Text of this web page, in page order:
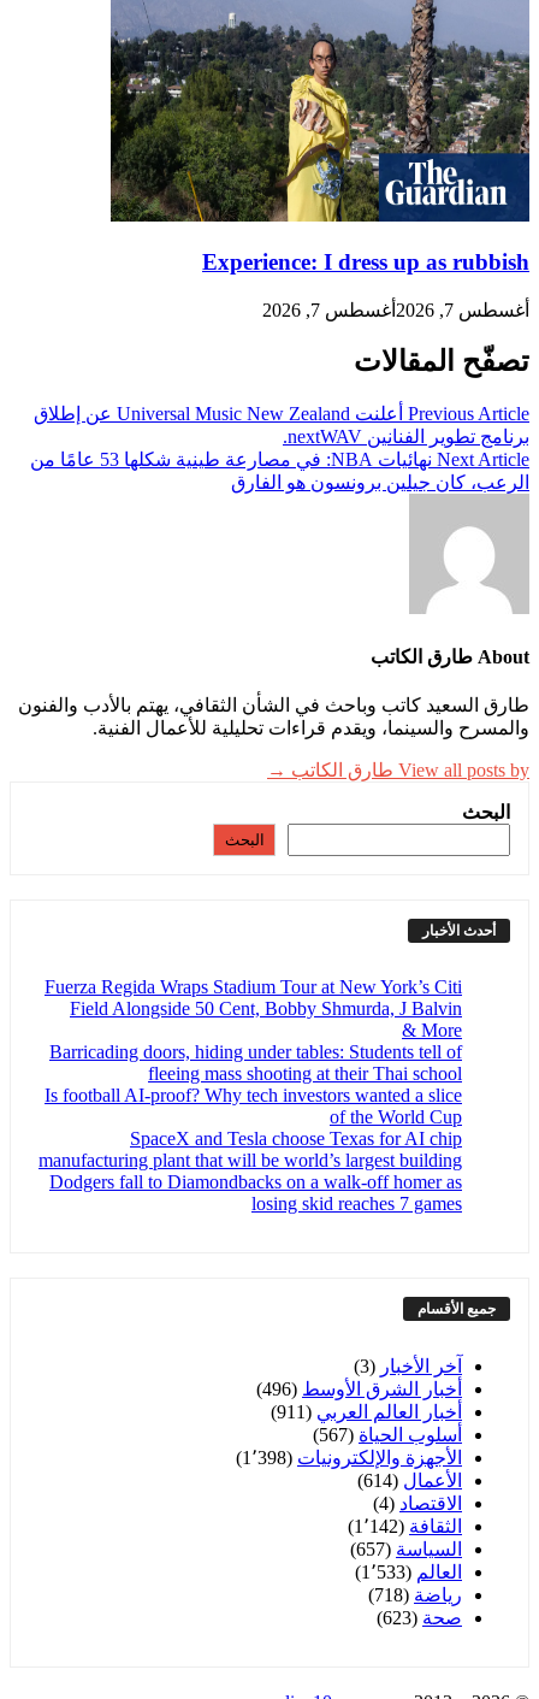
Experience: I dress up as rubbish
أغسطس 7, 2026 أغسطس 7, 2026
تصفّح المقالات
Previous Article
أعلنت Universal Music New Zealand عن إطلاق
برنامج تطوير الفنانين nextWAV.
Next Article
نهائيات NBA: في مصارعة طينية شكلها 53 عامًا من
الرعب، كان جيلين برونسون هو الفارق
About طارق الكاتب
طارق السعيد كاتب وباحث في الشأن الثقافي، يهتم بالأدب والفنون
والمسرح والسينما، ويقدم قراءات تحليلية للأعمال الفنية.
View all posts by طارق الكاتب →
البحث
البحث
أحدث الأخبار
Fuerza Regida Wraps Stadium Tour at New York’s Citi
Field Alongside 50 Cent, Bobby Shmurda, J Balvin
& More
Barricading doors, hiding under tables: Students tell of
fleeing mass shooting at their Thai school
Is football AI-proof? Why tech investors wanted a slice
of the World Cup
SpaceX and Tesla choose Texas for AI chip
manufacturing plant that will be world’s largest building
Dodgers fall to Diamondbacks on a walk-off homer as
losing skid reaches 7 games
جميع الأقسام
آخر الأخبار (3)
أخبار الشرق الأوسط (496)
أخبار العالم العربي (911)
أسلوب الحياة (567)
الأجهزة والإلكترونيات (1٬398)
الأعمال (614)
الاقتصاد (4)
الثقافة (1٬142)
السياسة (657)
العالم (1٬533)
رياضة (718)
صحة (623)